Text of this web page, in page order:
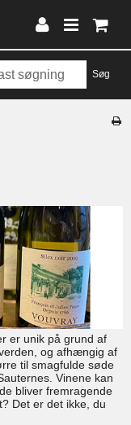
Søg
er unik på grund af
og afhængig af
til smagfulde søde
Vinene kan
bliver fremragende
Det er det ikke, du